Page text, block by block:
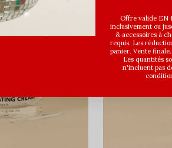
Offre valide EN
inclusivement ou
& accessoires à
requis. Les
panier. Vente
Les quantités
n'incluent pas